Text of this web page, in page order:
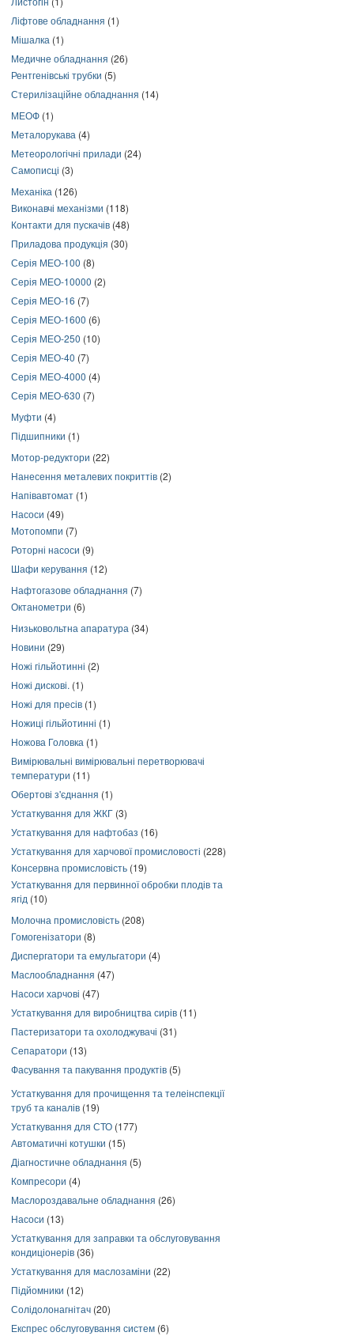
Ліфтове обладнання (1)
Мішалка (1)
Медичне обладнання (26)
Рентгенівські трубки (5)
Стерилізаційне обладнання (14)
МЕОФ (1)
Металорукава (4)
Метеорологічні прилади (24)
Самописці (3)
Механіка (126)
Виконавчі механізми (118)
Контакти для пускачів (48)
Приладова продукція (30)
Серія МЕО-100 (8)
Серія МЕО-10000 (2)
Серія МЕО-16 (7)
Серія МЕО-1600 (6)
Серія МЕО-250 (10)
Серія МЕО-40 (7)
Серія МЕО-4000 (4)
Серія МЕО-630 (7)
Муфти (4)
Підшипники (1)
Мотор-редуктори (22)
Нанесення металевих покриттів (2)
Напівавтомат (1)
Насоси (49)
Мотопомпи (7)
Роторні насоси (9)
Шафи керування (12)
Нафтогазове обладнання (7)
Октанометри (6)
Низьковольтна апаратура (34)
Новини (29)
Ножі гільйотинні (2)
Ножі дискові. (1)
Ножі для пресів (1)
Ножиці гільйотинні (1)
Ножова Головка (1)
Вимірювальні вимірювальні перетворювачі
температури (11)
Обертові з'єднання (1)
Устаткування для ЖКГ (3)
Устаткування для нафтобаз (16)
Устаткування для харчової промисловості (228)
Консервна промисловість (19)
Устаткування для первинної обробки плодів та
ягід (10)
Молочна промисловість (208)
Гомогенізатори (8)
Диспергатори та емульгатори (4)
Маслообладнання (47)
Насоси харчові (47)
Устаткування для виробництва сирів (11)
Пастеризатори та охолоджувачі (31)
Сепаратори (13)
Фасування та пакування продуктів (5)
Устаткування для прочищення та телеінспекції
труб та каналів (19)
Устаткування для СТО (177)
Автоматичні котушки (15)
Діагностичне обладнання (5)
Компресори (4)
Маслороздавальне обладнання (26)
Насоси (13)
Устаткування для заправки та обслуговування
кондиціонерів (36)
Устаткування для маслозаміни (22)
Підйомники (12)
Солідолонагнітач (20)
Експрес обслуговування систем (6)